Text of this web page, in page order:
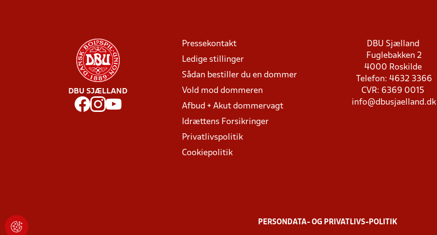
DBU SJÆLLAND
Pressekontakt
Ledige stillinger
Sådan bestiller du en dommer
Vold mod dommeren
Afbud + Akut dommervagt
Idrættens Forsikringer
Privatlivspolitik
Cookiepolitik
DBU Sjælland
Fuglebakken 2
4000 Roskilde
Telefon: 4632 3366
CVR: 6369 0015
info@dbusjaelland.dk
PERSONDATA- OG PRIVATLIVS-POLITIK